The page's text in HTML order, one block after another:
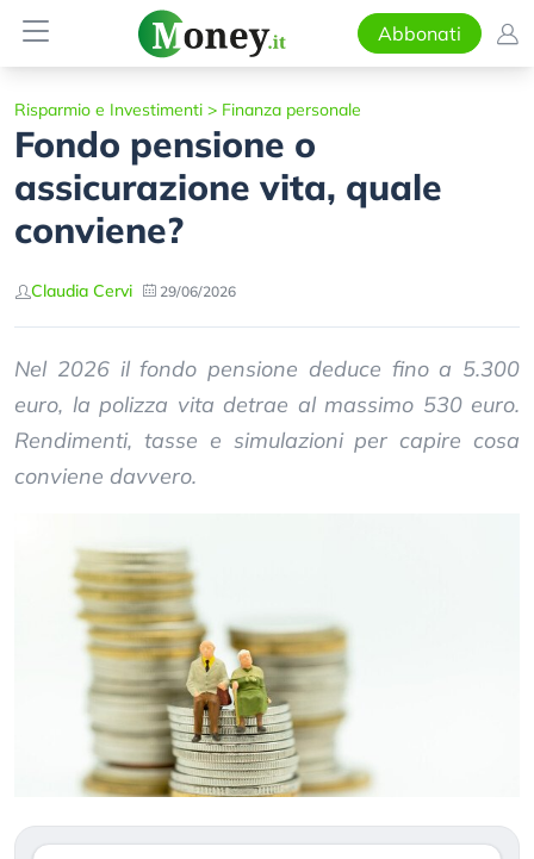
Abbonati
Risparmio e Investimenti > Finanza personale
Fondo pensione o
assicurazione vita, quale
conviene?
Claudia Cervi 29/06/2026
Nel 2026 il fondo pensione deduce fino a 5.300
euro, la polizza vita detrae al massimo 530 euro.
Rendimenti, tasse e simulazioni per capire cosa
conviene davvero.